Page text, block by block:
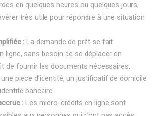
en quelques heures ou quelques jours,
très utile pour répondre à une situation
: La demande de prêt se fait
ligne, sans besoin de se déplacer en
de fournir les documents nécessaires,
pièce d’identité, un justificatif de domicile
bancaire.
: Les micro-crédits en ligne sont